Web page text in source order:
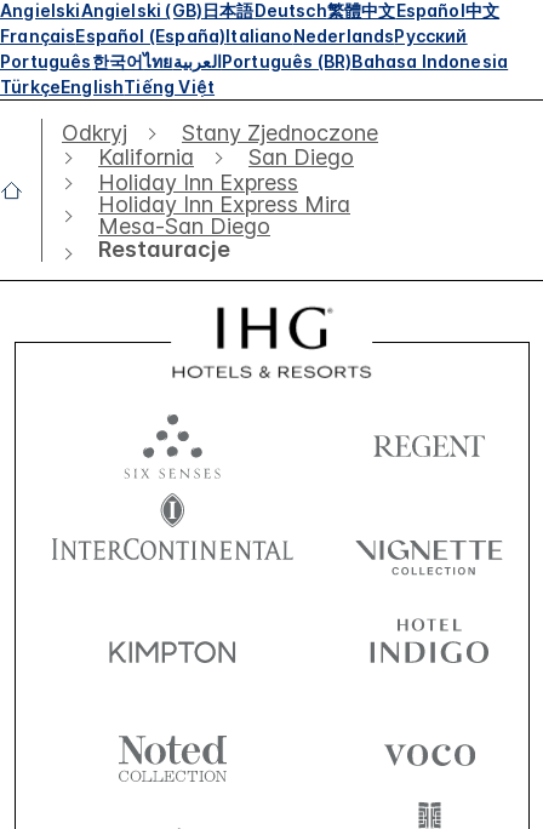
AngielskiAngielski (GB)日本語Deutsch繁體中文Español中文
FrançaisEspañol (España)ItalianoNederlandsРусский
Português한국어ไทยالعربيةPortuguês (BR)Bahasa Indonesia
TürkçeEnglishTiếng Việt
Odkryj
Stany Zjednoczone
Kalifornia
San Diego
Holiday Inn Express
Holiday Inn Express Mira
Mesa-San Diego
Restauracje